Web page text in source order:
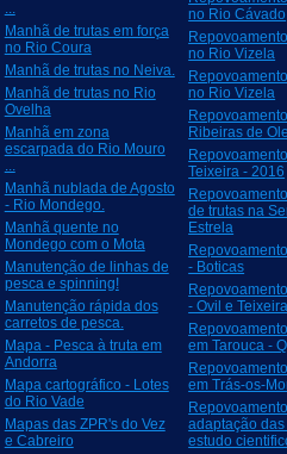
...
Manhã de trutas em força
no Rio Coura
Manhã de trutas no Neiva.
Manhã de trutas no Rio
Ovelha
Manhã em zona
escarpada do Rio Mouro
...
Manhã nublada de Agosto
- Rio Mondego.
Manhã quente no
Mondego com o Mota
Manutenção de linhas de
pesca e spinning!
Manutenção rápida dos
carretos de pesca.
Mapa - Pesca à truta em
Andorra
Mapa cartográfico - Lotes
do Rio Vade
Mapas das ZPR's do Vez
e Cabreiro
no Rio Cávado
no Rio Vizela
no Rio Vizela
Ribeiras de
Teixeira - 2016
de trutas na
Estrela
- Boticas
- Ovil e Teixeira
em Tarouca -
em Trás-os-
adaptação das
estudo